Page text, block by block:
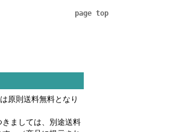
page top
原則送料無料となり
ましては、別途送料